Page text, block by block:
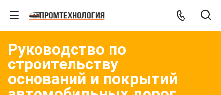
Руководство по
строительству
оснований и покрытий